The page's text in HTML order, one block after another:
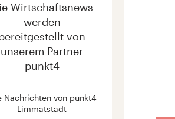
Wirtschaftsnews
werden
von
unserem Partner
punkt4
Nachrichten von punkt4
Limmatstadt